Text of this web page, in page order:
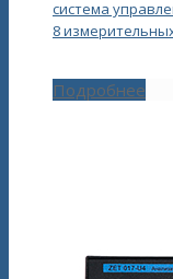
система
8
Подробнее